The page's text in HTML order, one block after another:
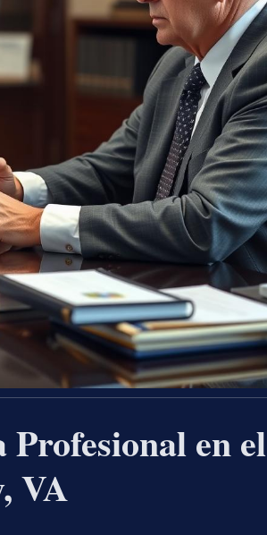
Profesional en el
VA